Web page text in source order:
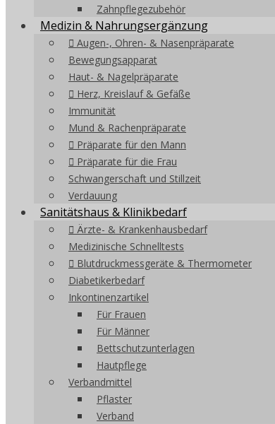
Zahnpflegezubehör
Medizin & Nahrungsergänzung
Augen-, Ohren- & Nasenpräparate
Bewegungsapparat
Haut- & Nagelpräparate
Herz, Kreislauf & Gefäße
Immunität
Mund & Rachenpräparate
Präparate für den Mann
Präparate für die Frau
Schwangerschaft und Stillzeit
Verdauung
Sanitätshaus & Klinikbedarf
Ärzte- & Krankenhausbedarf
Medizinische Schnelltests
Blutdruckmessgeräte & Thermometer
Diabetikerbedarf
Inkontinenzartikel
Für Frauen
Für Männer
Bettschutzunterlagen
Hautpflege
Verbandmittel
Pflaster
Verband